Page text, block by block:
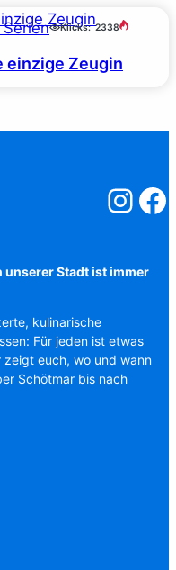
Serien Klicks: 2338
einzige Zeugin
unserer Stadt ist immer
kulinarische
Für jeden ist etwas
zeigt euch, wo und wann
Schötmar bis nach